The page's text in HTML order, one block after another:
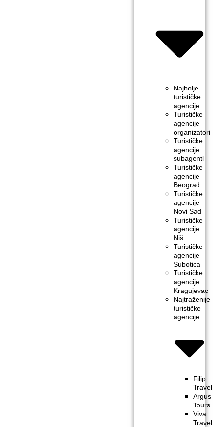
Najbolje
turističke
agencije
Turističke
agencije
organizatori
Turističke
agencije
subagenti
Turističke
agencije
Beograd
Turističke
agencije
Novi Sad
Turističke
agencije
Niš
Turističke
agencije
Subotica
Turističke
agencije
Kragujevac
Najtraženije
turističke
agencije
Filip
Travel
Argus
Tours
Viva
Travel